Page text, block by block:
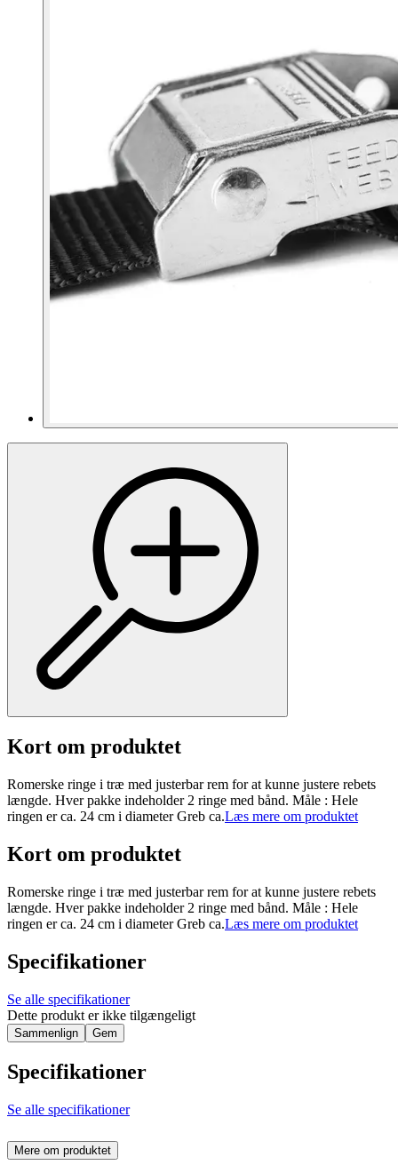
Kort om produktet
Romerske ringe i træ med justerbar rem for at kunne justere rebets
længde. Hver pakke indeholder 2 ringe med bånd. Måle : Hele
ringen er ca. 24 cm i diameter Greb ca.Læs mere om produktet
Kort om produktet
Romerske ringe i træ med justerbar rem for at kunne justere rebets
længde. Hver pakke indeholder 2 ringe med bånd. Måle : Hele
ringen er ca. 24 cm i diameter Greb ca.Læs mere om produktet
Specifikationer
Se alle specifikationer
Dette produkt er ikke tilgængeligt
Sammenlign Gem
Specifikationer
Se alle specifikationer
Mere om produktet